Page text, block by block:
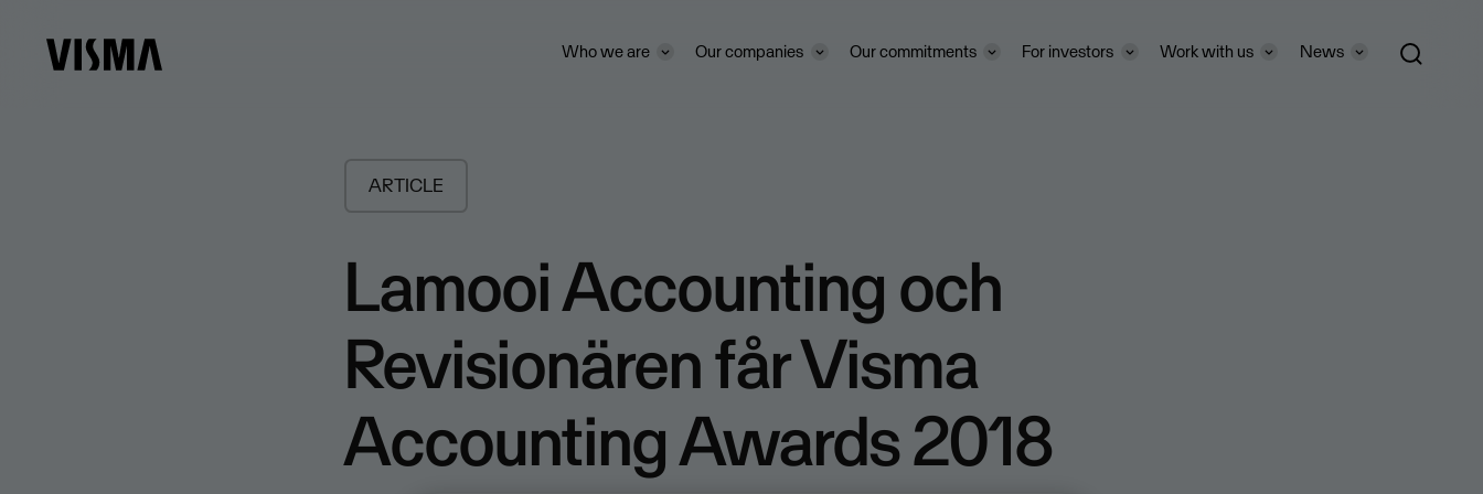
Who we are Our companies Our commitments For investors Work with us News
ARTICLE
Lamooi Accounting och
Revisionären får Visma
Accounting Awards 2018